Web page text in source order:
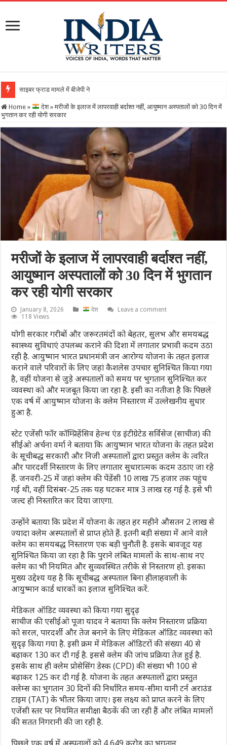
साइबर फ्राड मामले में बीजेपी नेता गिरफ्तारः 21 करोड़ की बड़ी ठग
Home » देश » मरीजों के इलाज में लापरवाही बर्दाश्त नहीं, आयुष्मान अस्पतालों को 30 दिन में
भुगतान कर रही योगी सरकार
मरीजों के इलाज में लापरवाही बर्दाश्त नहीं,
आयुष्मान अस्पतालों को 30 दिन में भुगतान
कर रही योगी सरकार
January 8, 2026 देश
Leave a comment
118 Views
योगी सरकार गरीबों और जरूरतमंदों को बेहतर, सुलभ और समयबद्ध
स्वास्थ्य सुविधाएं उपलब्ध कराने की दिशा में लगातार प्रभावी कदम उठा
रही है. आयुष्मान भारत प्रधानमंत्री जन आरोग्य योजना के तहत इलाज
कराने वाले परिवारों के लिए जहां कैशलेस उपचार सुनिश्चित किया गया
है, वहीं योजना से जुड़े अस्पतालों को समय पर भुगतान सुनिश्चित कर
व्यवस्था को और मजबूत किया जा रहा है. इसी का नतीजा है कि पिछले
एक वर्ष में आयुष्मान योजना के क्लेम निस्तारण में उल्लेखनीय सुधार
हुआ है.
स्टेट एजेंसी फॉर कॉम्प्रिहेंसिव हेल्थ एंड इंटीग्रेटेड सर्विसेज (साचीज) की
सीईओ अर्चना वर्मा ने बताया कि आयुष्मान भारत योजना के तहत प्रदेश
के सूचीबद्ध सरकारी और निजी अस्पतालों द्वारा प्रस्तुत क्लेम के त्वरित
और पारदर्शी निस्तारण के लिए लगातार सुधारात्मक कदम उठाए जा रहे
हैं. जनवरी-25 में जहां क्लेम की पेंडेंसी 10 लाख 75 हजार तक पहुंच
गई थी, वहीं दिसंबर-25 तक यह घटकर मात्र 3 लाख रह गई है. इसे भी
जल्द ही निस्तारित कर दिया जाएगा.
उन्होंने बताया कि प्रदेश में योजना के तहत हर महीने औसतन 2 लाख से
ज्यादा क्लेम अस्पतालों से प्राप्त होते हैं. इतनी बड़ी संख्या में आने वाले
क्लेम का समयबद्ध निस्तारण एक बड़ी चुनौती है. इसके बावजूद यह
सुनिश्चित किया जा रहा है कि पुराने लंबित मामलों के साथ-साथ नए
क्लेम का भी नियमित और सुव्यवस्थित तरीके से निस्तारण हो. इसका
मुख्य उद्देश्य यह है कि सूचीबद्ध अस्पताल बिना हीलाहवाली के
आयुष्मान कार्ड धारकों का इलाज सुनिश्चित करें.
मेडिकल ऑडिट व्यवस्था को किया गया सुदृढ़
साचीज की एसीईओ पूजा यादव ने बताया कि क्लेम निस्तारण प्रक्रिया
को सरल, पारदर्शी और तेज बनाने के लिए मेडिकल ऑडिट व्यवस्था को
सुदृढ़ किया गया है. इसी क्रम में मेडिकल ऑडिटरों की संख्या 40 से
बढ़ाकर 130 कर दी गई है. इससे क्लेम की जांच प्रक्रिया तेज हुई है.
इसके साथ ही क्लेम प्रोसेसिंग डेस्क (CPD) की संख्या भी 100 से
बढ़ाकर 125 कर दी गई है. योजना के तहत अस्पतालों द्वारा प्रस्तुत
क्लेम्स का भुगतान 30 दिनों की निर्धारित समय-सीमा यानी टर्न अराउंड
टाइम (TAT) के भीतर किया जाए। इस लक्ष्य को प्राप्त करने के लिए
एजेंसी स्तर पर नियमित समीक्षा बैठकें की जा रही हैं और लंबित मामलों
की सतत निगरानी की जा रही है.